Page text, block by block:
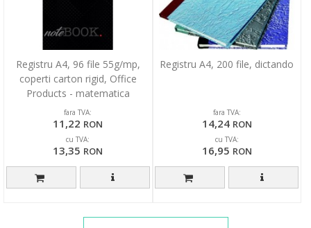
Registru A4, 96 file 55g/mp,
coperti carton rigid, Office
Products - matematica
fara TVA:
11,22 RON
cu TVA:
13,35 RON
Registru A4, 200 file, dictando
fara TVA:
14,24 RON
cu TVA:
16,95 RON